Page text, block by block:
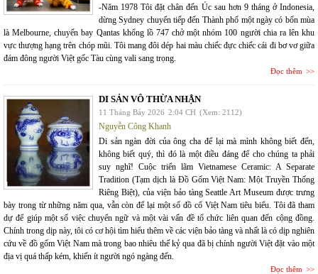
-Năm 1978 Tôi đặt chân đến Úc sau hơn 9 tháng ở Indonesia,
dừng Sydney chuyển tiếp đến Thành phố một ngày có bốn mùa
là Melbourne, chuyến bay Qantas khổng lồ 747 chở một nhóm 100 người chia ra lên khu
vực thượng hạng trên chóp mũi. Tôi mang đôi dép hai màu chiếc đực chiếc cái đi bơ vơ giữa
đám đông người Việt gốc Tàu cùng vali sang trọng.
Đọc thêm
DI SẢN VÔ THỪA NHẬN
11 Tháng Bảy 2026 2:04 CH (Xem: 2112)
Nguyễn Công Khanh
Di sản ngàn đời của ông cha để lại mà mình không biết đến,
không biết quý, thì đó là một điều đáng để cho chúng ta phải
suy nghĩ! Cuộc triển lãm Vietnamese Ceramic: A Separate
Tradition (Tạm dịch là Đồ Gốm Việt Nam: Một Truyền Thống
Riêng Biệt), của viện bảo tàng Seattle Art Museum được trưng
bày trong từ những năm qua, vẫn còn để lại một số đồ cổ Việt Nam tiêu biểu. Tôi đã tham
dự để giúp một số việc chuyển ngữ và một vài vấn đề tổ chức liên quan đến cộng đồng.
Chính trong dịp này, tôi có cơ hội tìm hiểu thêm về các viện bảo tàng và nhất là có dịp nghiên
cứu về đồ gốm Việt Nam mà trong bao nhiêu thế kỷ qua đã bị chính người Việt đặt vào một
địa vị quá thấp kém, khiến ít người ngó ngàng đến.
Đọc thêm